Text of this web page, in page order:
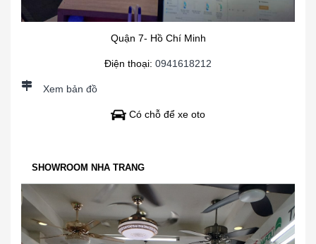
Quận 7- Hồ Chí Minh
Điện thoại: 0941618212
Xem bản đồ
Có chỗ để xe oto
SHOWROOM NHA TRANG